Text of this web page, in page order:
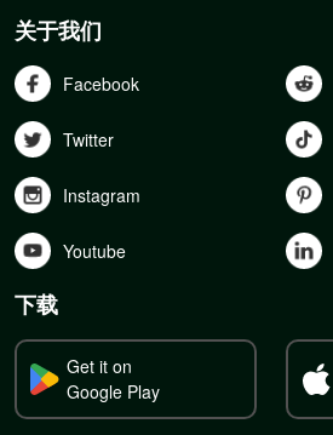
关于我们
Facebook
Twitter
Instagram
Youtube
下载
Get it on
Google Play